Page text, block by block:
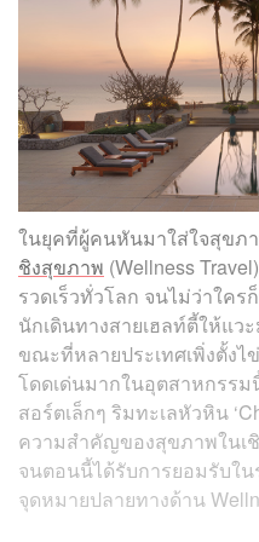
ในยุคที่ผู้คนหันมาใส่ใจสุขภ
ชิงสุขภาพ (Wellness
รวดเร็วทั่วโลก จนไม่ว่าใค
นักเดินทางสายเฮลท์ตี้ให้แ
ขณะที่หลายประเทศเพิ่งตั้งไ
โดดเด่นมากในอุตสาหกรร
สอร์ตเล็กๆ ริมทะเลหัวหิน
ความสำคัญของสุขภาพในเ
จนตอนนี้ได้รับการยอมรับใ
จุดหมายปลายทางด้าน